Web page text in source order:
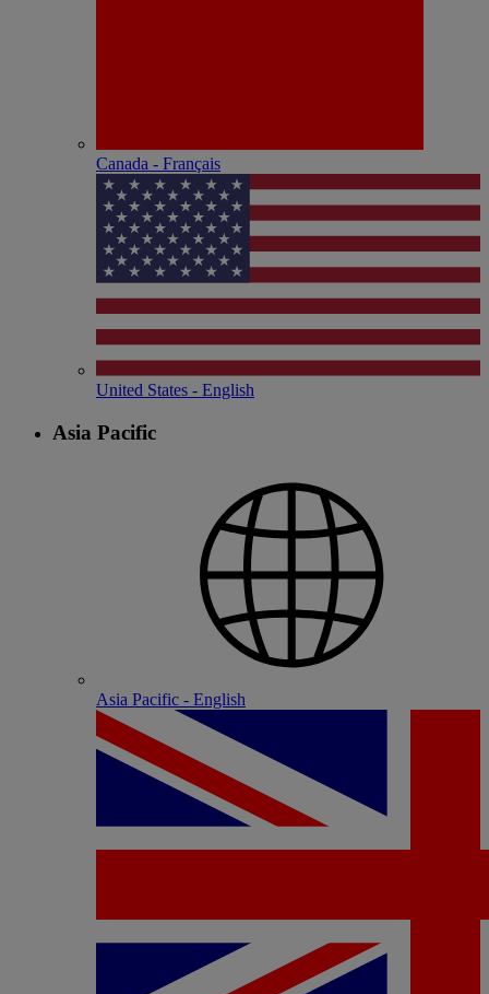
Canada - Français
United States - English
Asia Pacific
Asia Pacific - English